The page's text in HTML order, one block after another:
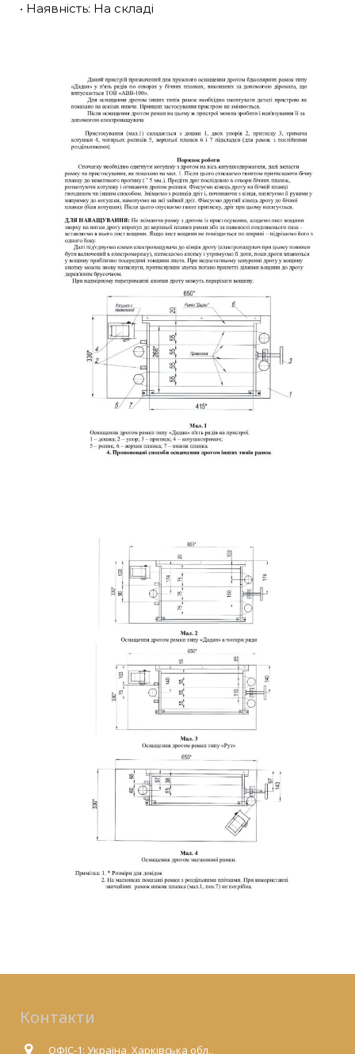
• Наявність: На складі
Контакти
ОФІС-1: Україна, Харківська обл.,